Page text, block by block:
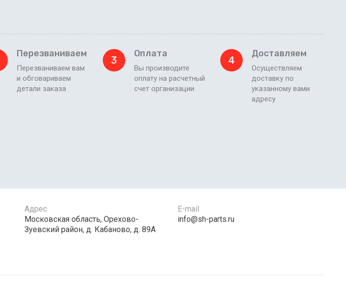
Перезваниваем
Перезваниваем вам
и обговариваем
детали заказа
3
Оплата
Вы производите
оплату на расчетный
счет организации
4
Доставляем
Осуществляем
доставку по
указанному вами
адресу
Адрес
Московская область, Орехово-
Зуевский район, д. Кабаново, д. 89А
E-mail
info@sh-parts.ru